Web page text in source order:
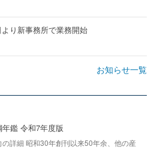
り新事務所で業務開始
お知らせ一覧
年鑑 令和7年度版
詳細 昭和30年創刊以来50年余、他の産